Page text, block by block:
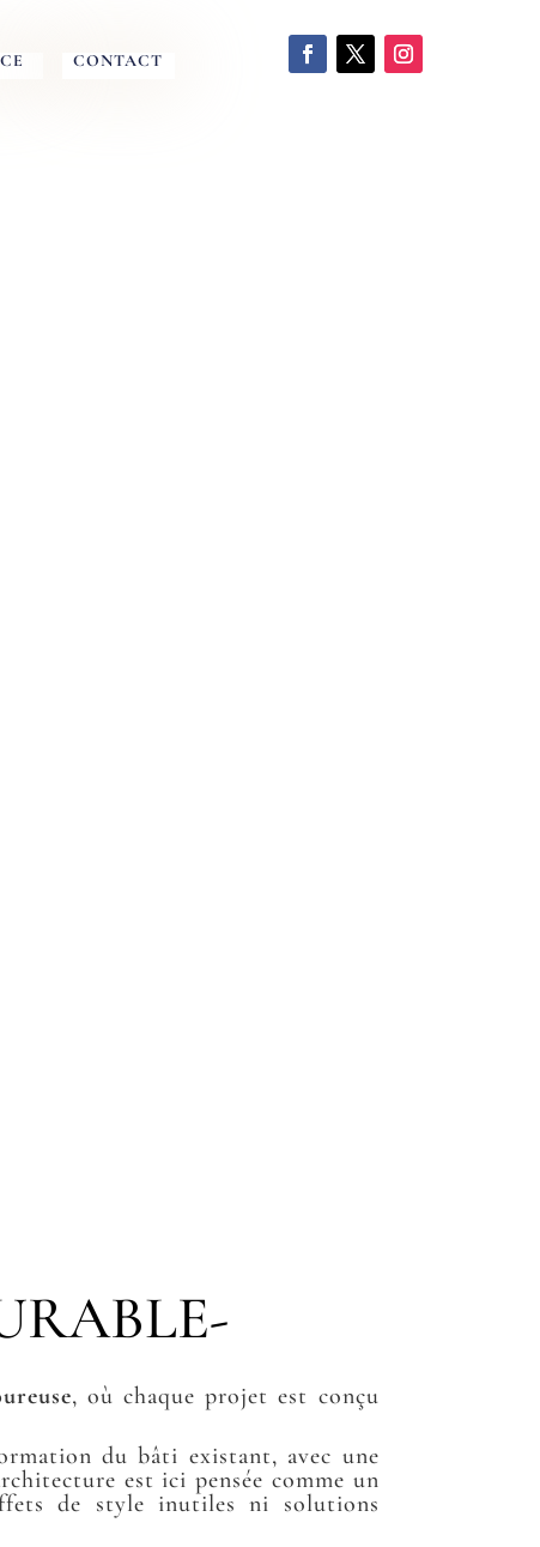
CONTACT
, où chaque projet est conçu
du bâti existant, avec une
est ici pensée comme un
de style inutiles ni solutions